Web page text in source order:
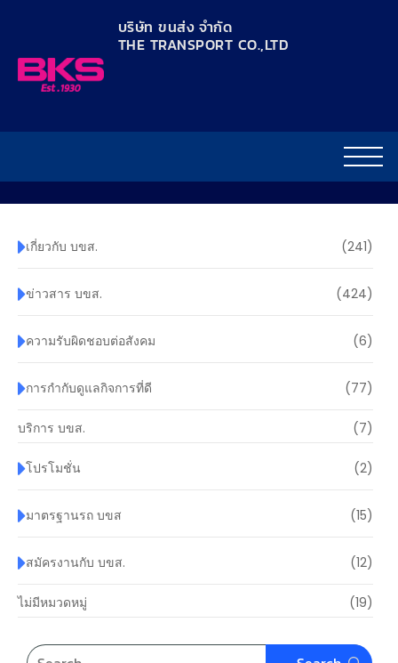
บริษัท ขนส่ง จำกัด
THE TRANSPORT CO.,LTD​
เกี่ยวกับ บขส. (241)
ข่าวสาร บขส. (424)
ความรับผิดชอบต่อสังคม (6)
การกำกับดูแลกิจการที่ดี (77)
บริการ บขส. (7)
โปรโมชั่น (2)
มาตรฐานรถ บขส (15)
สมัครงานกับ บขส. (12)
ไม่มีหมวดหมู่ (19)